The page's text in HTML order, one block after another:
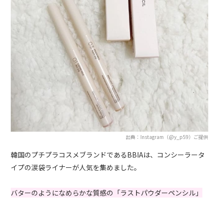
出典：Instagram（@y_p59）ご提供
韓国のプチプラコスメブランドであるBBIAは、コンシーラータ
イプの涙袋ライナーが人気を集めました。
バターのようになめらかな質感の「ラストパウダーペンシル」